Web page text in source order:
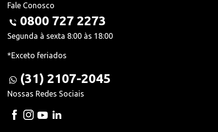
Fale Conosco
0800 727 2273
Segunda à sexta 8:00 às 18:00
*Exceto feriados
(31) 2107-2045
Nossas Redes Sociais